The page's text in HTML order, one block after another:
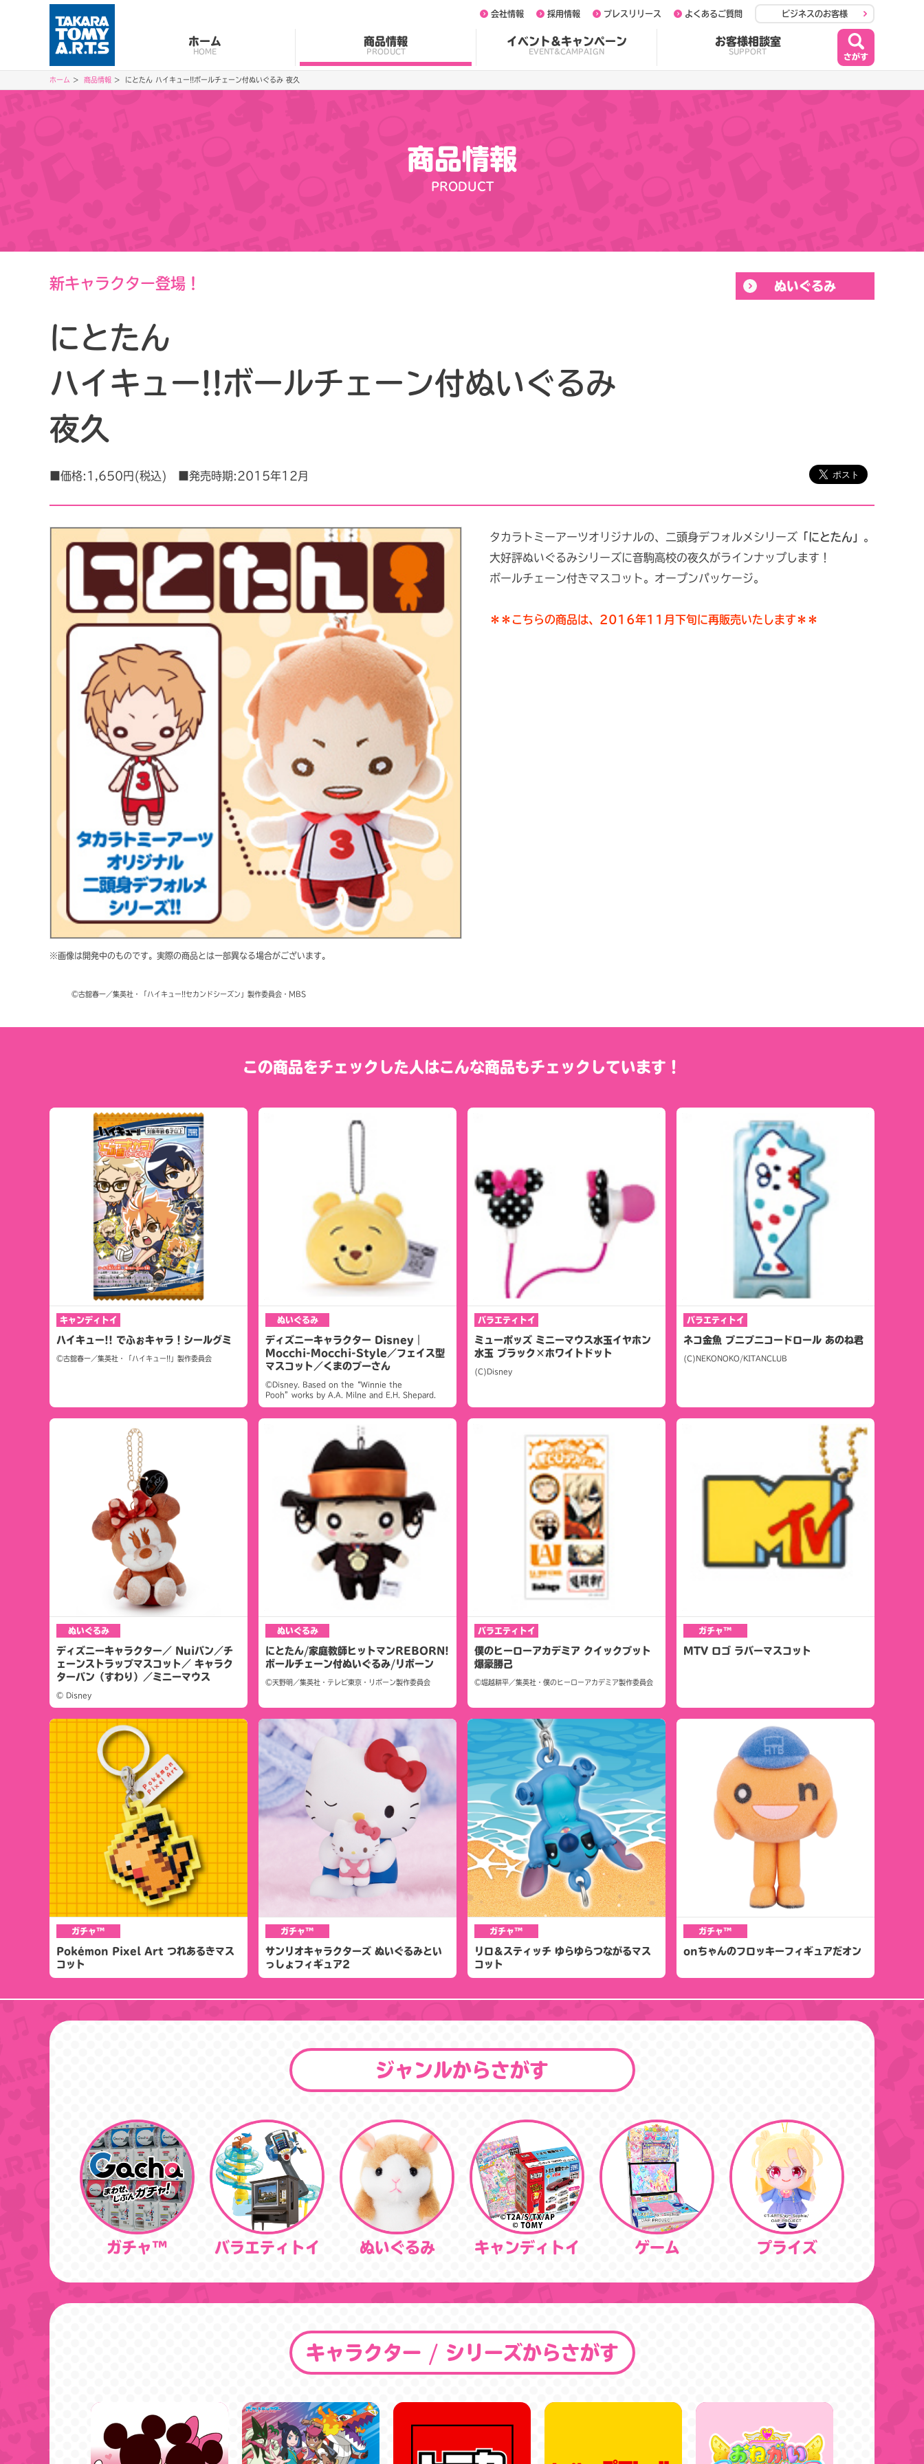
ホーム
HOME
商品情報
PRODUCT
イベント&キャンペーン
EVENT&CAMPAIGN
お客様相談室
SUPPORT
会社情報 採用情報 プレスリリース よくあるご質問 ビジネスのお客様
ホーム 商品情報 にとたん ハイキュー!!ボールチェーン付ぬいぐるみ 夜久
商品情報
PRODUCT
ぬいぐるみ
新キャラクター登場！
にとたん
ハイキュー!!ボールチェーン付ぬいぐるみ
夜久
■価格:1,650円(税込) ■発売時期:2015年12月
※画像は開発中のものです。実際の商品とは一部異なる場合がございます。
タカラトミーアーツオリジナルの、二頭身デフォルメシリーズ 「にとたん」 。
大好評ぬいぐるみシリーズに音駒高校の夜久がラインナップします！
ボールチェーン付きマスコット。オープンパッケージ。
＊＊こちらの商品は、2016年11月下旬に再販売いたします＊＊
	©古舘春一／集英社・「ハイキュー!!セカンドシーズン」製作委員会・MBS
この商品をチェックした人はこんな商品もチェックしています！
キャンディトイ
ハイキュー!! でふぉキャラ！シールグミ
©古舘春一／集英社・「ハイキュー!!」製作委員会
ぬいぐるみ
ディズニーキャラクター Disney｜
Mocchi-Mocchi-Style／フェイス型
マスコット／くまのプーさん
©Disney. Based on the“Winnie the
Pooh”works by A.A. Milne and E.H. Shepard.
バラエティトイ
ミューポッズ ミニーマウス水玉イヤホン
水玉 ブラック×ホワイトドット
(C)Disney
バラエティトイ
ネコ金魚 プニプニコードロール あのね君
(C)NEKONOKO/KITANCLUB
ぬいぐるみ
ディズニーキャラクター／ Nuiパン／チ
ェーンストラップマスコット／ キャラク
ターパン（すわり）／ミニーマウス
© Disney
ぬいぐるみ
にとたん/家庭教師ヒットマンREBORN!
ボールチェーン付ぬいぐるみ/リボーン
©天野明／集英社・テレビ東京・リボーン製作委員会
バラエティトイ
僕のヒーローアカデミア クイックプット
爆豪勝己
©堀越耕平／集英社・僕のヒーローアカデミア製作委員会
ガチャ™
MTV ロゴ ラバーマスコット
ガチャ™
Pokémon Pixel Art つれあるきマス
コット
ガチャ™
サンリオキャラクターズ ぬいぐるみとい
っしょフィギュア2
ガチャ™
リロ＆スティッチ ゆらゆらつながるマス
コット
ガチャ™
onちゃんのフロッキーフィギュアだオン
ジャンルからさがす
ガチャ™ バラエティトイ ぬいぐるみ キャンディトイ ゲーム プライズ
キャラクター / シリーズからさがす